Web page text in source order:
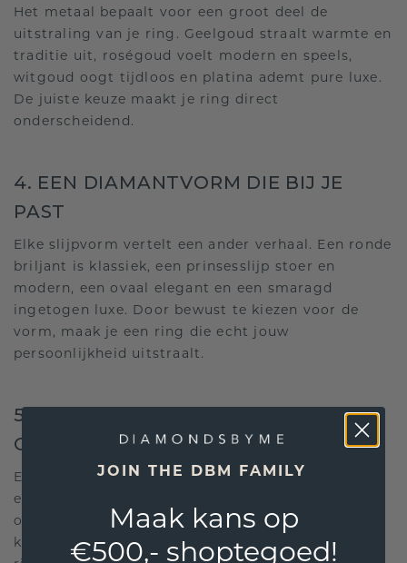
Het metaal bepaalt voor een groot deel de
uitstraling van je ring. Geelgoud straalt warmte en
traditie uit, roségoud voelt modern en speels,
witgoud oogt tijdloos en platina ademt pure luxe.
De juiste keuze maakt je ring direct
onderscheidend.
4. EEN DIAMANTVORM DIE BIJ JE
PAST
Elke slijpvorm vertelt een ander verhaal. Een ronde
briljant is klassiek, een prinsesslijp stoer en
modern, een ovaal elegant en een smaragd
ingetogen luxe. Door bewust te kiezen voor de
vorm, maak je een ring die echt jouw
persoonlijkheid uitstraalt.
5. PERSOONLIJKE DETAILS IN HET
ONTWERP
Exclusiviteit zit vaak in subtiele keuzes. Denk aan
een verborgen diamantje aan de binnenkant, een
opvallende combinatie van vormen of een uniek
kleuraccent. Het zijn juist deze details die jouw
JOIN THE DBM FAMILY
Maak kans op
€500,- shoptegoed!